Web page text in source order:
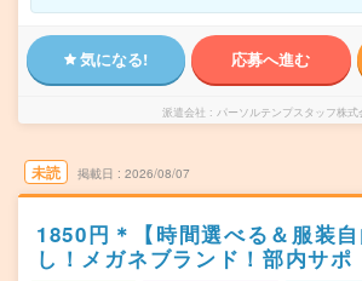
気になる! 応募へ進む
派遣会社 パーソルテンプスタッフ株式
未読 掲載日 2026/08/07
1850円＊【時間選べる＆服装
し！メガネブランド！部内サポ